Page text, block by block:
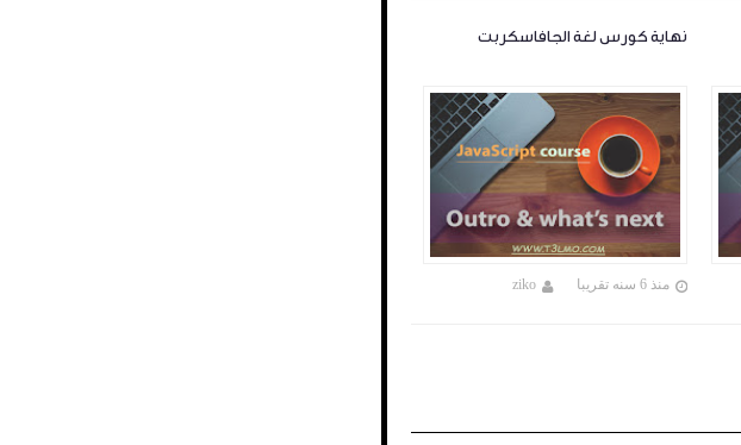
نهاية كورس لغة الجافاسكربت
منذ 6 سنه تقريبا ziko